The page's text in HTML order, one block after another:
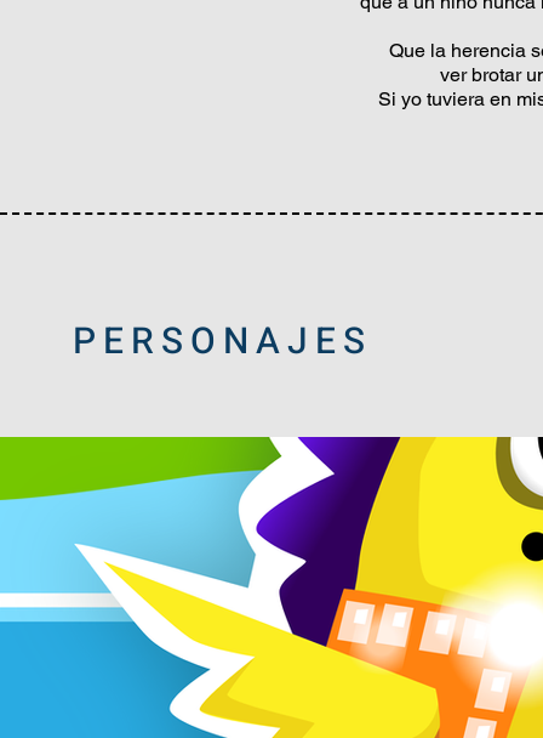
Que la herencia
ver brotar
Si yo tuviera en
PERSONAJES